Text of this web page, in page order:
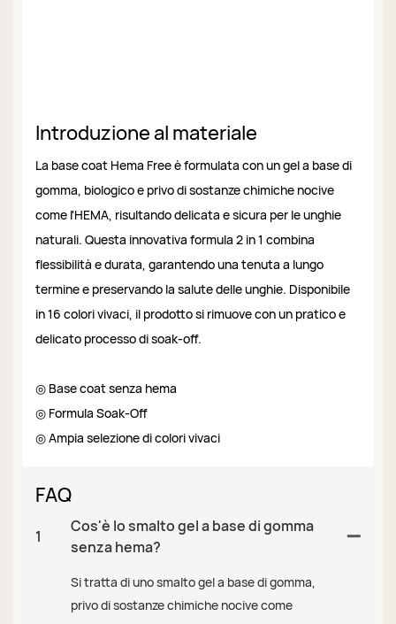
Introduzione al materiale
La base coat Hema Free è formulata con un gel a base di
gomma, biologico e privo di sostanze chimiche nocive
come l'HEMA, risultando delicata e sicura per le unghie
naturali. Questa innovativa formula 2 in 1 combina
flessibilità e durata, garantendo una tenuta a lungo
termine e preservando la salute delle unghie. Disponibile
in 16 colori vivaci, il prodotto si rimuove con un pratico e
delicato processo di soak-off.
◎ Base coat senza hema
◎ Formula Soak-Off
◎ Ampia selezione di colori vivaci
FAQ
1
Cos'è lo smalto gel a base di gomma
senza hema?
Si tratta di uno smalto gel a base di gomma,
privo di sostanze chimiche nocive come